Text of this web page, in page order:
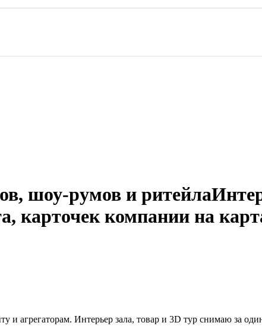
шоу‑румов и ритейла
карточек компании на
и агрегаторам. Интерьер зала, товар и 3D тур снимаю за